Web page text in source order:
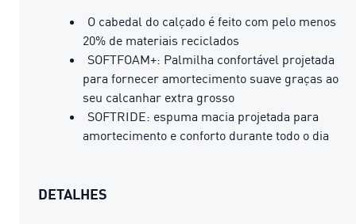
O cabedal do calçado é feito com pelo menos
20% de materiais reciclados
SOFTFOAM+: Palmilha confortável projetada
para fornecer amortecimento suave graças ao
seu calcanhar extra grosso
SOFTRIDE: espuma macia projetada para
amortecimento e conforto durante todo o dia
DETALHES